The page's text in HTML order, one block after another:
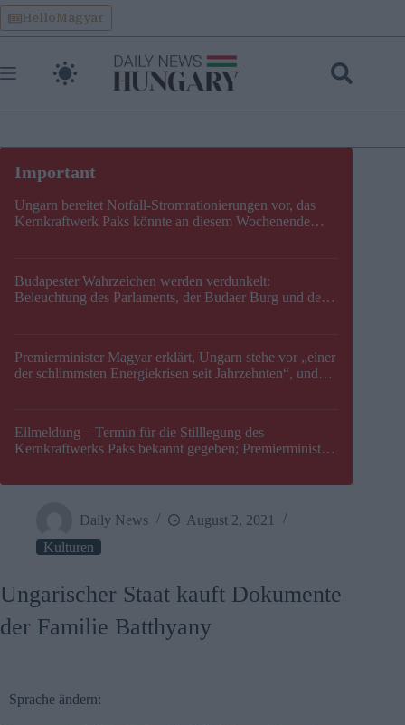
Skip
to
content
HelloMagyar
Ungarn bereitet Notfall-Stromrationierungen vor, das
Kernkraftwerk Paks könnte an diesem Wochenende
Budapester Wahrzeichen werden verdunkelt:
Beleuchtung des Parlaments, der Budaer Burg und der
Premierminister Magyar erklärt, Ungarn stehe vor „einer
der schlimmsten Energiekrisen seit Jahrzehnten“, und
Eilmeldung – Termin für die Stilllegung des
Kernkraftwerks Paks bekannt gegeben; Premierminister
Daily News
August 2, 2021
Kulturen
Ungarischer Staat kauft Dokumente
der Familie Batthyany
Sprache ändern: